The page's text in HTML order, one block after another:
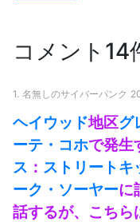
コメント14
1. 名無しのサイバーパンク
ヘイウッド地区グ
ーテ・コホで発生
ス ： ストリートキ
ーク・ソーヤーに
話するが、こちら